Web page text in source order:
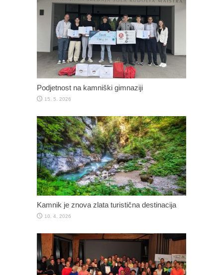
Podjetnost na kamniški gimnaziji
15. 5. 2026
Kamnik je znova zlata turistična destinacija
10. 4. 2026